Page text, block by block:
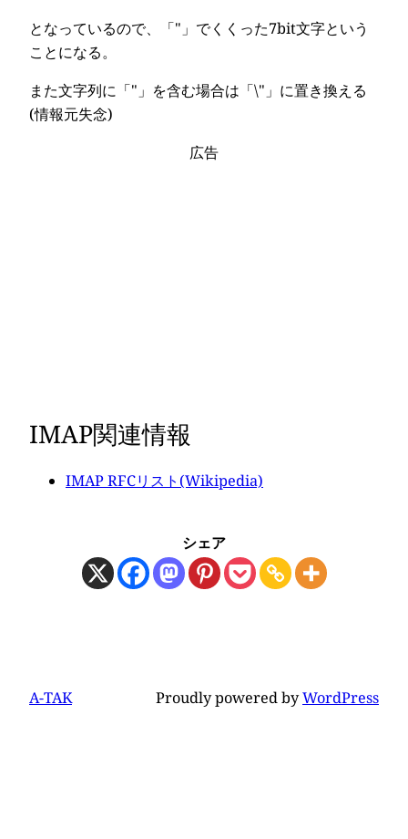
となっているので、「"」でくくった7bit文字という
ことになる。
また文字列に「"」を含む場合は「\"」に置き換える
(情報元失念)
広告
IMAP関連情報
IMAP RFCリスト(Wikipedia)
シェア
A-TAK Proudly powered byWordPress